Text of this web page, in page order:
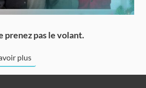
prenez pas le volant.
plus